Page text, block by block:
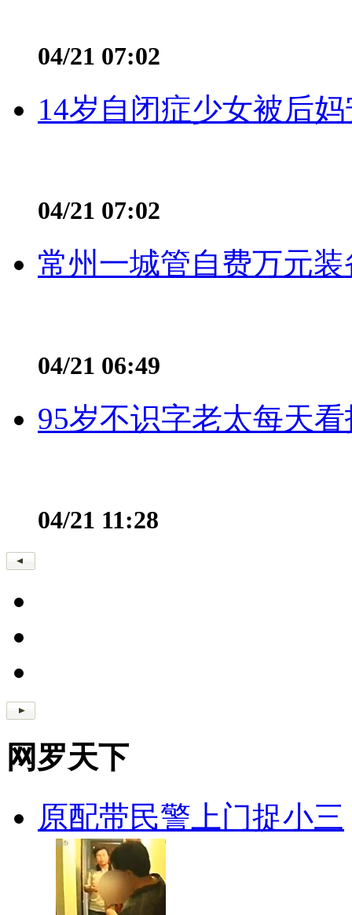
04/21 07:02
14岁自闭症少女被后
04/21 07:02
常州一城管自费万元
04/21 06:49
95岁不识字老太每天
04/21 11:28
网罗天下
原配带民警上门捉小三